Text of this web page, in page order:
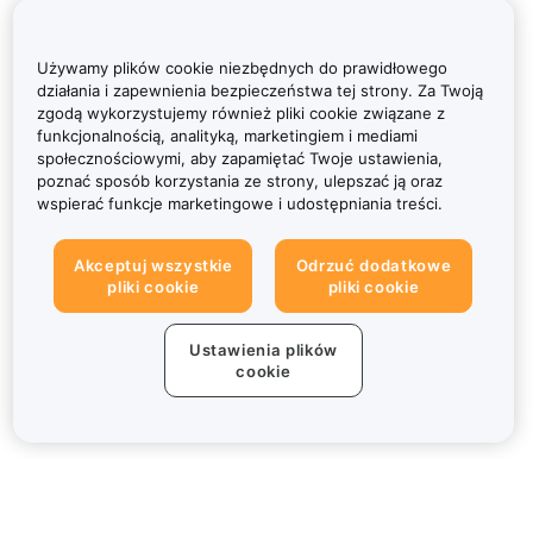
Używamy plików cookie niezbędnych do prawidłowego
działania i zapewnienia bezpieczeństwa tej strony. Za Twoją
zgodą wykorzystujemy również pliki cookie związane z
funkcjonalnością, analityką, marketingiem i mediami
społecznościowymi, aby zapamiętać Twoje ustawienia,
poznać sposób korzystania ze strony, ulepszać ją oraz
wspierać funkcje marketingowe i udostępniania treści.
Akceptuj wszystkie
pliki cookie
Odrzuć dodatkowe
pliki cookie
Ustawienia plików
cookie